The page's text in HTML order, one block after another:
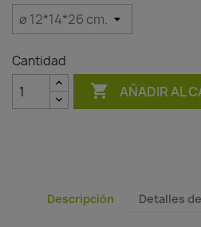
Cantidad
 AÑADIR AL
Descripción Detalles